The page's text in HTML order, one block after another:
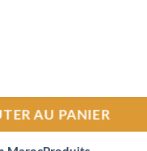
AU PANIER